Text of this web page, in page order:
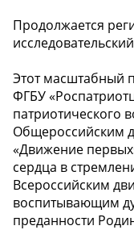
Продолжается
Этот масштабный
ФГБУ
патриотического
Общероссийским
«Движение
сердца в
Всероссийским
воспитывающим
преданности